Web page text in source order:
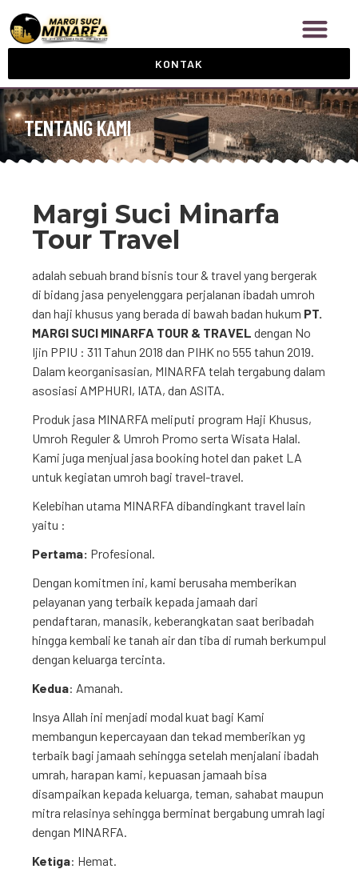
KONTAK
TENTANG KAMI
Margi Suci Minarfa
Tour Travel
adalah sebuah brand bisnis tour & travel yang bergerak
di bidang jasa penyelenggara perjalanan ibadah umroh
dan haji khusus yang berada di bawah badan hukum PT.
MARGI SUCI MINARFA TOUR & TRAVEL dengan No
Ijin PPIU : 311 Tahun 2018 dan PIHK no 555 tahun 2019.
Dalam keorganisasian, MINARFA telah tergabung dalam
asosiasi AMPHURI, IATA, dan ASITA.
Produk jasa MINARFA meliputi program Haji Khusus,
Umroh Reguler & Umroh Promo serta Wisata Halal.
Kami juga menjual jasa booking hotel dan paket LA
untuk kegiatan umroh bagi travel-travel.
Kelebihan utama MINARFA dibandingkant travel lain
yaitu :
Pertama: Profesional.
Dengan komitmen ini, kami berusaha memberikan
pelayanan yang terbaik kepada jamaah dari
pendaftaran, manasik, keberangkatan saat beribadah
hingga kembali ke tanah air dan tiba di rumah berkumpul
dengan keluarga tercinta.
Kedua: Amanah.
Insya Allah ini menjadi modal kuat bagi Kami
membangun kepercayaan dan tekad memberikan yg
terbaik bagi jamaah sehingga setelah menjalani ibadah
umrah, harapan kami, kepuasan jamaah bisa
disampaikan kepada keluarga, teman, sahabat maupun
mitra relasinya sehingga berminat bergabung umrah lagi
dengan MINARFA.
Ketiga: Hemat.